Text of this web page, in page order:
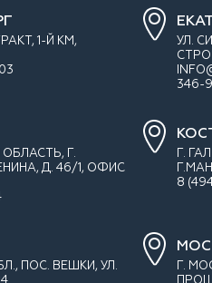
1-Й КМ,
УЛ.
346-
Г.
Д. 46/1, ОФИС
Г.
8
ПОС. ВЕШКИ, УЛ.
Г.